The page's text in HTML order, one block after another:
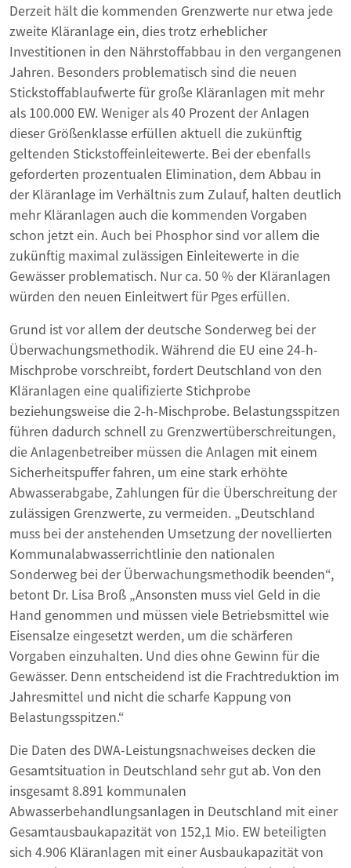
Derzeit hält die kommenden Grenzwerte nur etwa jede
zweite Kläranlage ein, dies trotz erheblicher
Investitionen in den Nährstoffabbau in den vergangenen
Jahren. Besonders problematisch sind die neuen
Stickstoffablaufwerte für große Kläranlagen mit mehr
als 100.000 EW. Weniger als 40 Prozent der Anlagen
dieser Größenklasse erfüllen aktuell die zukünftig
geltenden Stickstoffeinleitewerte. Bei der ebenfalls
geforderten prozentualen Elimination, dem Abbau in
der Kläranlage im Verhältnis zum Zulauf, halten deutlich
mehr Kläranlagen auch die kommenden Vorgaben
schon jetzt ein. Auch bei Phosphor sind vor allem die
zukünftig maximal zulässigen Einleitewerte in die
Gewässer problematisch. Nur ca. 50 % der Kläranlagen
würden den neuen Einleitwert für Pges erfüllen.
Grund ist vor allem der deutsche Sonderweg bei der
Überwachungsmethodik. Während die EU eine 24-h-
Mischprobe vorschreibt, fordert Deutschland von den
Kläranlagen eine qualifizierte Stichprobe
beziehungsweise die 2-h-Mischprobe. Belastungsspitzen
führen dadurch schnell zu Grenzwertüberschreitungen,
die Anlagenbetreiber müssen die Anlagen mit einem
Sicherheitspuffer fahren, um eine stark erhöhte
Abwasserabgabe, Zahlungen für die Überschreitung der
zulässigen Grenzwerte, zu vermeiden. „Deutschland
muss bei der anstehenden Umsetzung der novellierten
Kommunalabwasserrichtlinie den nationalen
Sonderweg bei der Überwachungsmethodik beenden“,
betont Dr. Lisa Broß „Ansonsten muss viel Geld in die
Hand genommen und müssen viele Betriebsmittel wie
Eisensalze eingesetzt werden, um die schärferen
Vorgaben einzuhalten. Und dies ohne Gewinn für die
Gewässer. Denn entscheidend ist die Frachtreduktion im
Jahresmittel und nicht die scharfe Kappung von
Belastungsspitzen.“
Die Daten des DWA-Leistungsnachweises decken die
Gesamtsituation in Deutschland sehr gut ab. Von den
insgesamt 8.891 kommunalen
Abwasserbehandlungsanlagen in Deutschland mit einer
Gesamtausbaukapazität von 152,1 Mio. EW beteiligten
sich 4.906 Kläranlagen mit einer Ausbaukapazität von